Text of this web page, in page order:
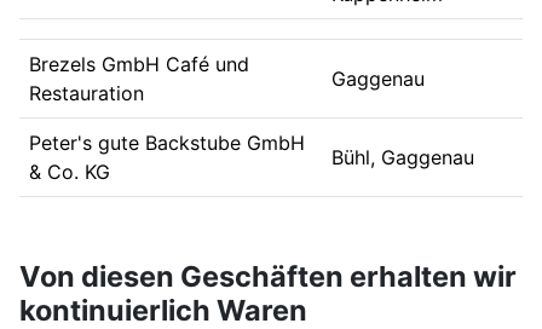
Brezels GmbH Café und
Restauration
Gaggenau
Peter's gute Backstube GmbH
& Co. KG
Bühl, Gaggenau
Von diesen Geschäften erhalten wir
kontinuierlich Waren